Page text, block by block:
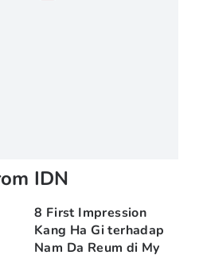
IDN
8 First Impression
Kang Ha Gi terhadap
Nam Da Reum di My